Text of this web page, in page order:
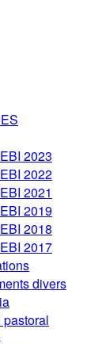
2023
2022
2021
2019
2018
2017
divers